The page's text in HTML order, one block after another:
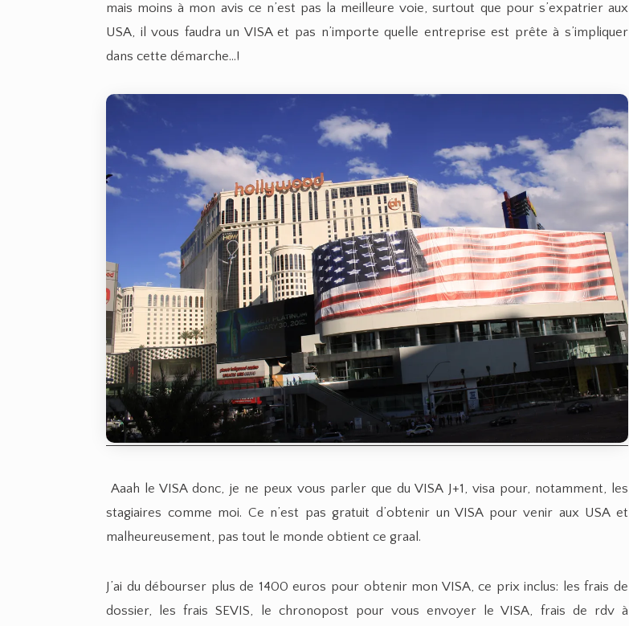
mais moins à mon avis ce n’est pas la meilleure voie, surtout que pour s’expatrier aux
USA, il vous faudra un VISA et pas n’importe quelle entreprise est prête à s’impliquer
dans cette démarche…!
Aaah le VISA donc, je ne peux vous parler que du VISA J+1, visa pour, notamment, les
stagiaires comme moi. Ce n’est pas gratuit d’obtenir un VISA pour venir aux USA et
malheureusement, pas tout le monde obtient ce graal.
J’ai du débourser plus de 1400 euros pour obtenir mon VISA, ce prix inclus: les frais de
dossier, les frais SEVIS, le chronopost pour vous envoyer le VISA, frais de rdv à